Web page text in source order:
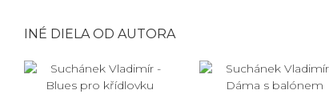
INÉ DIELA OD AUTORA